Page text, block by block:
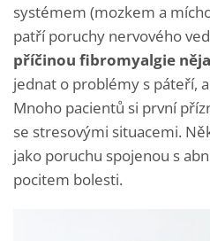
systémem (mozkem a
patří poruchy nervového
příčinou fibromyalgie
jednat o problémy s páteří,
Mnoho pacientů si první
se stresovými situacemi.
jako poruchu spojenou s
pocitem bolesti.